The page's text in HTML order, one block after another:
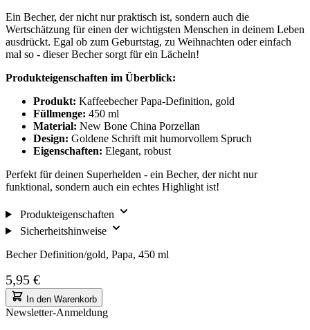
Ein Becher, der nicht nur praktisch ist, sondern auch die
Wertschätzung für einen der wichtigsten Menschen in deinem Leben
ausdrückt. Egal ob zum Geburtstag, zu Weihnachten oder einfach
mal so - dieser Becher sorgt für ein Lächeln!
Produkteigenschaften im Überblick:
Produkt: Kaffeebecher Papa-Definition, gold
Füllmenge: 450 ml
Material: New Bone China Porzellan
Design: Goldene Schrift mit humorvollem Spruch
Eigenschaften: Elegant, robust
Perfekt für deinen Superhelden - ein Becher, der nicht nur
funktional, sondern auch ein echtes Highlight ist!
Produkteigenschaften
Sicherheitshinweise
Becher Definition/gold, Papa, 450 ml
5,95 €
In den Warenkorb
Newsletter-Anmeldung